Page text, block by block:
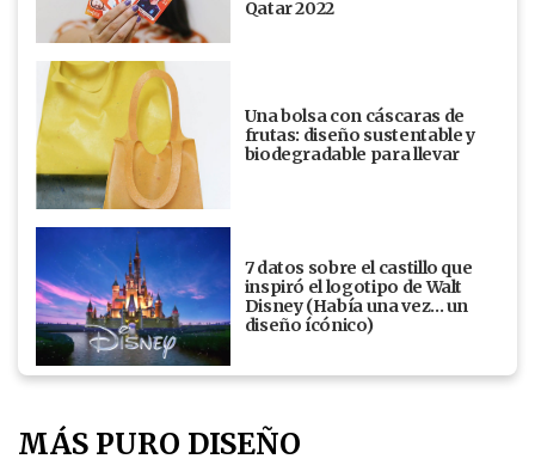
Qatar 2022
Una bolsa con cáscaras de
frutas: diseño sustentable y
biodegradable para llevar
7 datos sobre el castillo que
inspiró el logotipo de Walt
Disney (Había una vez... un
diseño ícónico)
MÁS PURO DISEÑO